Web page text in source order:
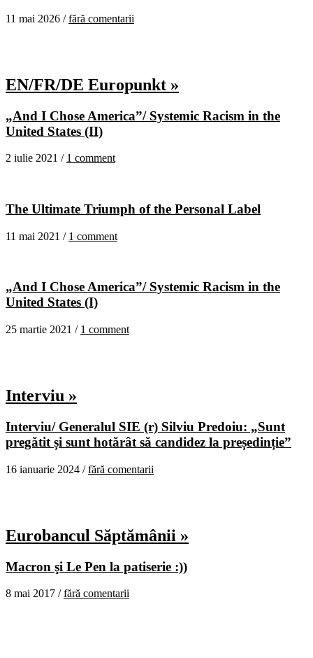
11 mai 2026 /fără comentarii
EN/FR/DE Europunkt »
„And I Chose America”/ Systemic Racism in the
United States (II)
2 iulie 2021 / 1 comment
The Ultimate Triumph of the Personal Label
11 mai 2021 / 1 comment
„And I Chose America”/ Systemic Racism in the
United States (I)
25 martie 2021 / 1 comment
Interviu »
Interviu/ Generalul SIE (r) Silviu Predoiu: „Sunt
pregătit și sunt hotărât să candidez la președinție”
16 ianuarie 2024 /fără comentarii
Eurobancul Săptămânii »
Macron şi Le Pen la patiserie :))
8 mai 2017 /fără comentarii